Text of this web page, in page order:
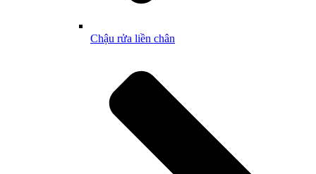
Chậu rửa liền chân